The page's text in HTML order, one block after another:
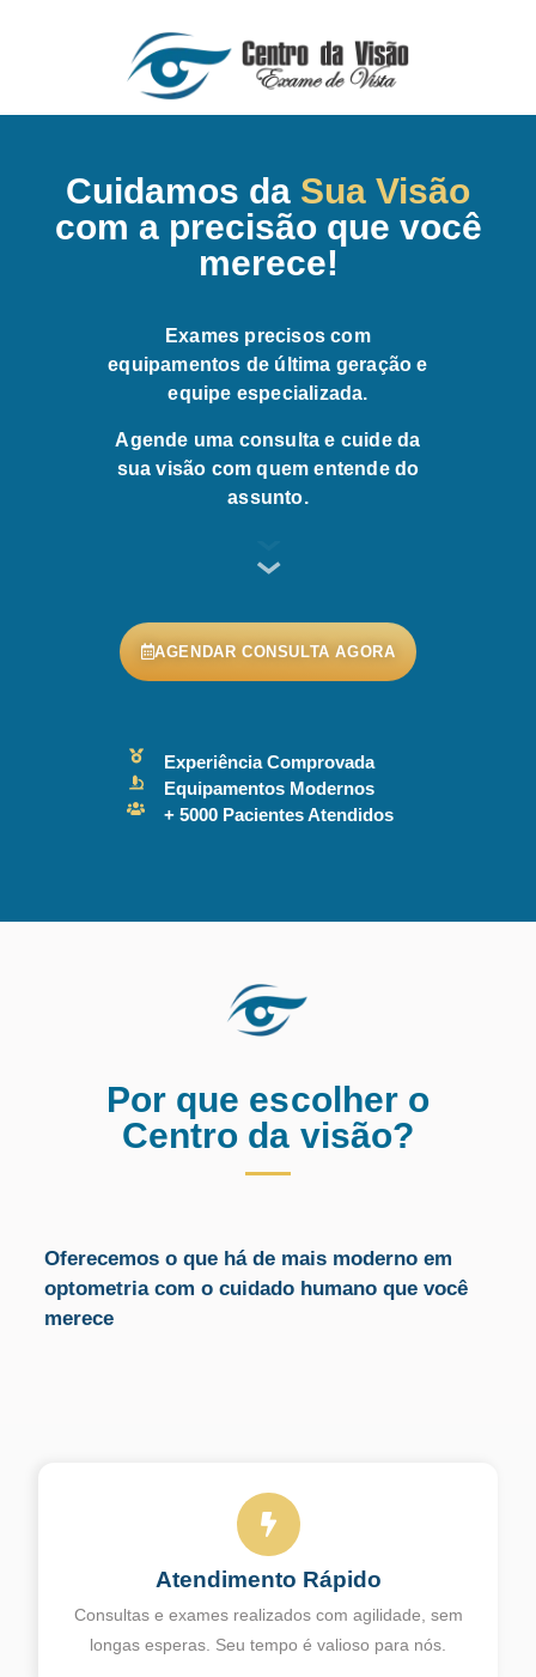
Cuidamos da Sua Visão
com a precisão que você
merece!
Exames precisos com
equipamentos de última geração e
equipe especializada.
Agende uma consulta e cuide da
sua visão com quem entende do
assunto.
AGENDAR CONSULTA AGORA
Experiência Comprovada
Equipamentos Modernos
+ 5000 Pacientes Atendidos
Por que escolher o
Centro da visão?
Oferecemos o que há de mais moderno em
optometria com o cuidado humano que você
merece
Atendimento Rápido
Consultas e exames realizados com agilidade, sem
longas esperas. Seu tempo é valioso para nós.